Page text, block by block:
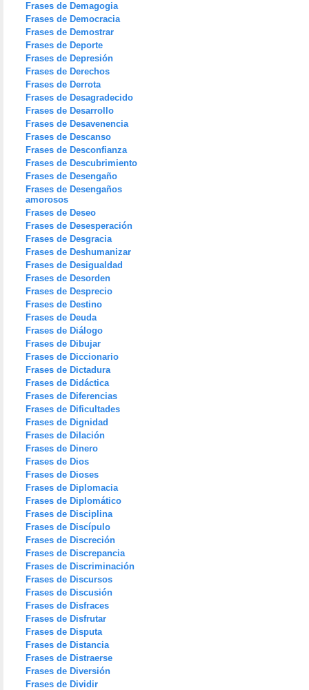
Frases de Demagogia
Frases de Democracia
Frases de Demostrar
Frases de Deporte
Frases de Depresión
Frases de Derechos
Frases de Derrota
Frases de Desagradecido
Frases de Desarrollo
Frases de Desavenencia
Frases de Descanso
Frases de Desconfianza
Frases de Descubrimiento
Frases de Desengaño
Frases de Desengaños
amorosos
Frases de Deseo
Frases de Desesperación
Frases de Desgracia
Frases de Deshumanizar
Frases de Desigualdad
Frases de Desorden
Frases de Desprecio
Frases de Destino
Frases de Deuda
Frases de Diálogo
Frases de Dibujar
Frases de Diccionario
Frases de Dictadura
Frases de Didáctica
Frases de Diferencias
Frases de Dificultades
Frases de Dignidad
Frases de Dilación
Frases de Dinero
Frases de Dios
Frases de Dioses
Frases de Diplomacia
Frases de Diplomático
Frases de Disciplina
Frases de Discípulo
Frases de Discreción
Frases de Discrepancia
Frases de Discriminación
Frases de Discursos
Frases de Discusión
Frases de Disfraces
Frases de Disfrutar
Frases de Disputa
Frases de Distancia
Frases de Distraerse
Frases de Diversión
Frases de Dividir